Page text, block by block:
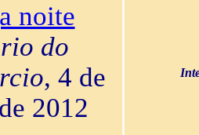
noite
do
, 4 de
2012